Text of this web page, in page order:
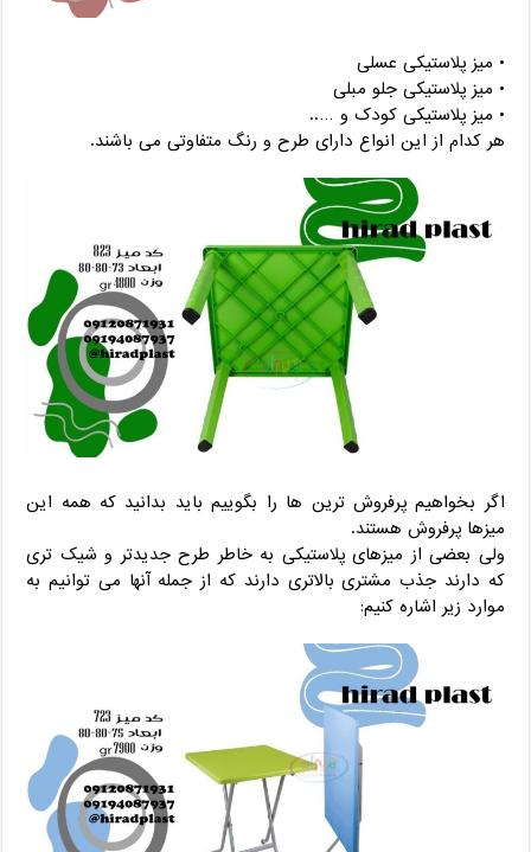
• میز پلاستیکی عسلی
• میز پلاستیکی جلو مبلی
• میز پلاستیکی کودک و …..
هر کدام از این انواع دارای طرح و رنگ متفاوتی می باشند.
اگر بخواهیم پرفروش ترین ها را بگوییم باید بدانید که همه این
میزها پرفروش هستند.
ولی بعضی از میزهای پلاستیکی به خاطر طرح جدیدتر و شیک تری
که دارند جذب مشتری بالاتری دارند که از جمله آنها می توانیم به
موارد زیر اشاره کنیم: